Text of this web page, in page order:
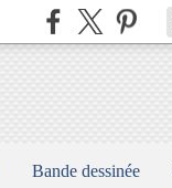
Bande dessinée